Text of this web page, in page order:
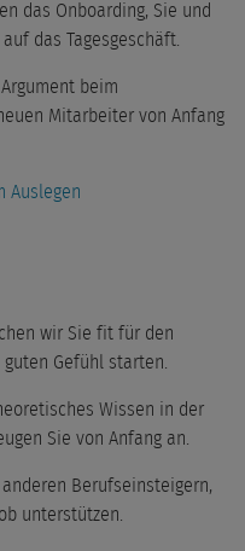
das Onboarding, Sie und
das Tagesgeschäft.
beim
Mitarbeiter von Anfang
Auslegen
wir Sie fit für den
Gefühl starten.
Wissen in der
Sie von Anfang an.
Berufseinsteigern,
unterstützen.